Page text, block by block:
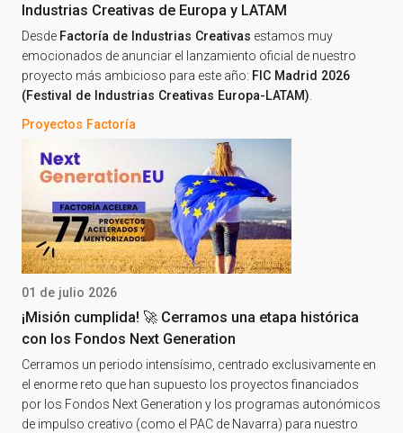
Industrias Creativas de Europa y LATAM
Desde Factoría de Industrias Creativas estamos muy
emocionados de anunciar el lanzamiento oficial de nuestro
proyecto más ambicioso para este año: FIC Madrid 2026
(Festival de Industrias Creativas Europa-LATAM)
Proyectos Factoría
01 de julio 2026
¡Misión cumplida! 🚀 Cerramos una etapa histórica
con los Fondos Next Generation
Cerramos un periodo intensísimo, centrado exclusivamente en
el enorme reto que han supuesto los proyectos financiados
por los Fondos Next Generation y los programas autonómicos
de impulso creativo (como el PAC de Navarra) para nuestro